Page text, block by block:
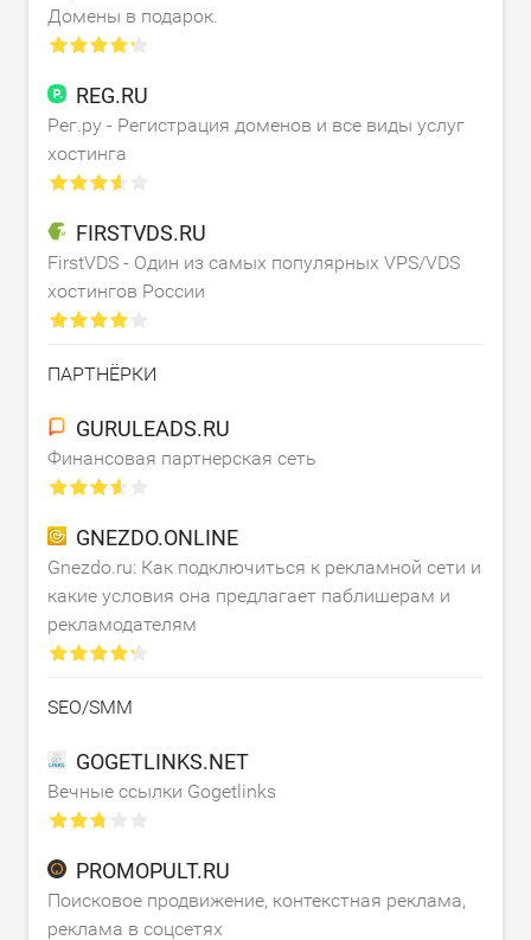
Домены в подарок.
REG.RU
Рег.ру - Регистрация доменов и все виды услуг
хостинга
FIRSTVDS.RU
FirstVDS - Один из самых популярных VPS/VDS
хостингов России
ПАРТНЁРКИ
GURULEADS.RU
Финансовая партнерская сеть
GNEZDO.ONLINE
Gnezdo.ru: Как подключиться к рекламной сети и
какие условия она предлагает паблишерам и
рекламодателям
SEO/SMM
GOGETLINKS.NET
Вечные ссылки Gogetlinks
PROMOPULT.RU
Поисковое продвижение, контекстная реклама,
реклама в соцсетях